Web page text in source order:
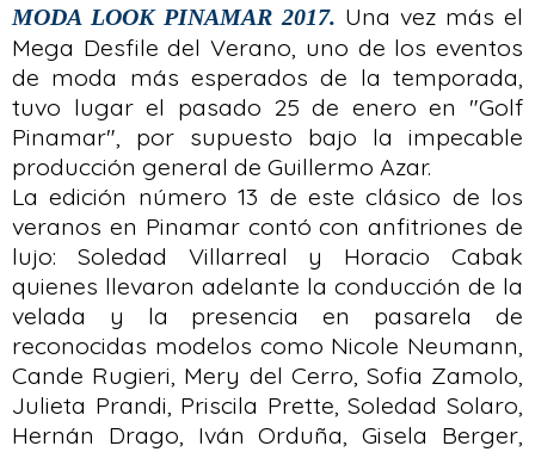
MODA LOOK PINAMAR 2017. Una vez más el
Mega Desfile del Verano, uno de los eventos
de moda más esperados de la temporada,
tuvo lugar el pasado 25 de enero en "Golf
Pinamar", por supuesto bajo la impecable
producción general de Guillermo Azar.
La edición número 13 de este clásico de los
veranos en Pinamar contó con anfitriones de
lujo: Soledad Villarreal y Horacio Cabak
quienes llevaron adelante la conducción de la
velada y la presencia en pasarela de
reconocidas modelos como Nicole Neumann,
Cande Rugieri, Mery del Cerro, Sofia Zamolo,
Julieta Prandi, Priscila Prette, Soledad Solaro,
Hernán Drago, Iván Orduña, Gisela Berger,